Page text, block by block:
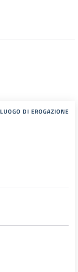
LUOGO DI EROGAZIONE